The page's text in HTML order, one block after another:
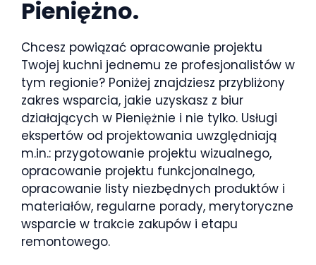
Pieniężno.
Chcesz powiązać opracowanie projektu
Twojej kuchni jednemu ze profesjonalistów w
tym regionie? Poniżej znajdziesz przybliżony
zakres wsparcia, jakie uzyskasz z biur
działających w Pieniężnie i nie tylko. Usługi
ekspertów od projektowania uwzględniają
m.in.: przygotowanie projektu wizualnego,
opracowanie projektu funkcjonalnego,
opracowanie listy niezbędnych produktów i
materiałów, regularne porady, merytoryczne
wsparcie w trakcie zakupów i etapu
remontowego.